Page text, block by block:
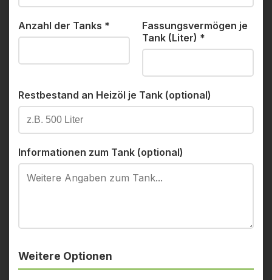
Anzahl der Tanks *
Fassungsvermögen je
Tank (Liter) *
Restbestand an Heizöl je Tank (optional)
Informationen zum Tank (optional)
Weitere Optionen